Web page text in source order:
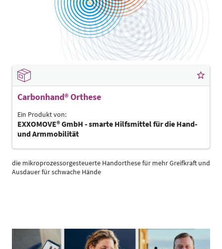
Carbonhand® Orthese
Ein Produkt von:
EXXOMOVE® GmbH - smarte Hilfsmittel für die Hand-
und Armmobilität
die mikroprozessorgesteuerte Handorthese für mehr Greifkraft und
Ausdauer für schwache Hände